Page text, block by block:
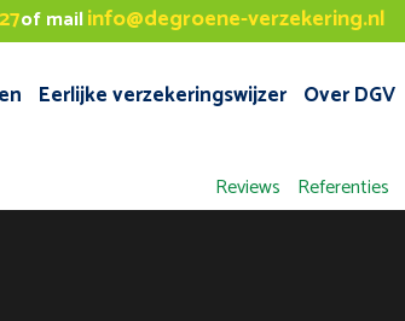
of mailinfo@degroene-verzekering.nl
Eerlijke verzekeringswijzer Over DGV
Reviews Referenties